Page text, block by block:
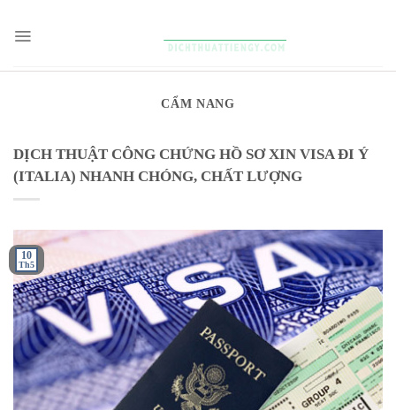
content
CẨM NANG
DỊCH THUẬT CÔNG CHỨNG HỒ SƠ XIN VISA ĐI Ý
(ITALIA) NHANH CHÓNG, CHẤT LƯỢNG
10
Th5